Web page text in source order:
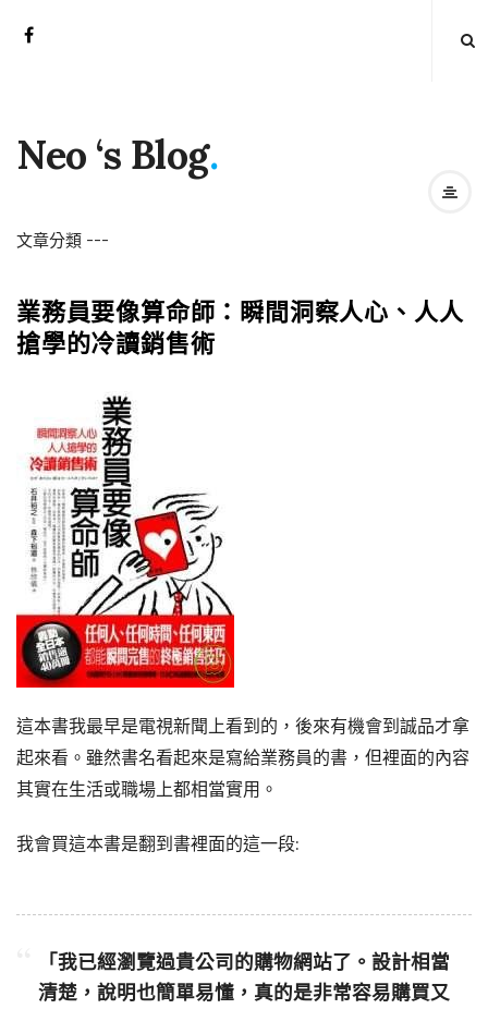
Neo ‘s Blog.
文章分類 ---
業務員要像算命師：瞬間洞察人心、人人
搶學的冷讀銷售術
這本書我最早是電視新聞上看到的，後來有機會到誠品才拿
起來看。雖然書名看起來是寫給業務員的書，但裡面的內容
其實在生活或職場上都相當實用。
我會買這本書是翻到書裡面的這一段:
「我已經瀏覽過貴公司的購物網站了。設計相當
清楚，說明也簡單易懂，真的是非常容易購買又